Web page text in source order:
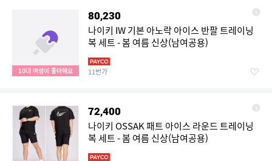
10대 여성이 좋아해요
80,230
나이키 IW 기본 아노락 아이스 반팔 트레이닝
복 세트 - 봄 여름 신상(남여공용)
11번가
72,400
나이키 OSSAK 패트 아이스 라운드 트레이닝
복 세트 - 봄 여름 신상(남여공용)